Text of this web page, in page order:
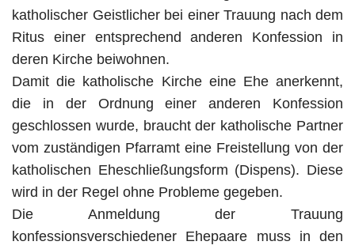
katholischer Geistlicher bei einer Trauung nach dem
Ritus einer entsprechend anderen Konfession in
deren Kirche beiwohnen.
Damit die katholische Kirche eine Ehe anerkennt,
die in der Ordnung einer anderen Konfession
geschlossen wurde, braucht der katholische Partner
vom zuständigen Pfarramt eine Freistellung von der
katholischen Eheschließungsform (Dispens). Diese
wird in der Regel ohne Probleme gegeben.
Die Anmeldung der Trauung
konfessionsverschiedener Ehepaare muss in den